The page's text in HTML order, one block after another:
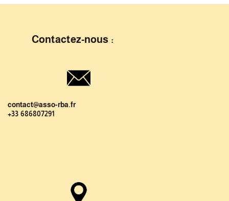
Contactez-nous :
contact@asso-rba.fr
+33 686807291